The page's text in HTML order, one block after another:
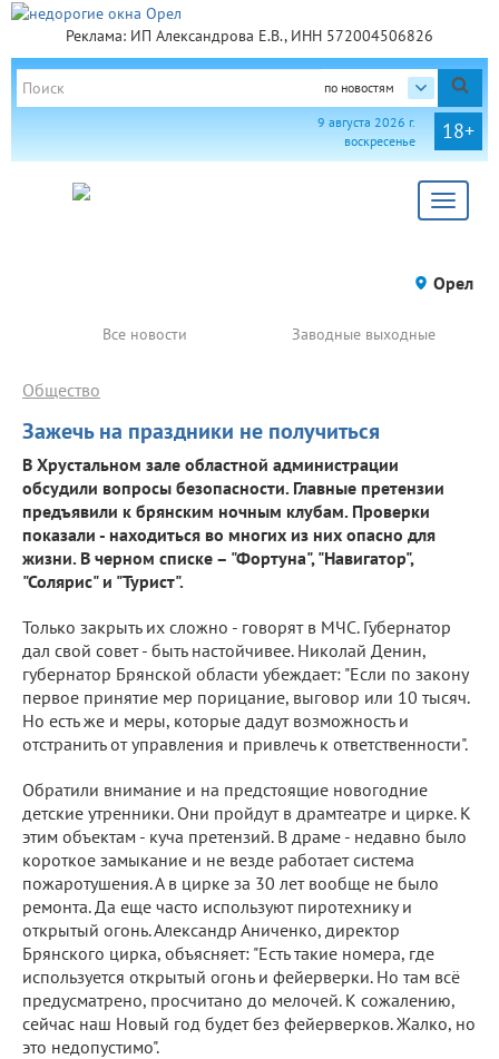
Реклама: ИП Александрова Е.В., ИНН 572004506826
по новостям
18+
9 августа 2026 г.
воскресенье
Toggle
Орел
Все новости Заводные выходные
Зажечь на праздники не получиться
Общество
В Хрустальном зале областной администрации
обсудили вопросы безопасности. Главные претензии
предъявили к брянским ночным клубам. Проверки
показали - находиться во многих из них опасно для
жизни. В черном списке – "Фортуна", "Навигатор",
"Солярис" и "Турист".
Только закрыть их сложно - говорят в МЧС. Губернатор
дал свой совет - быть настойчивее. Николай Денин,
губернатор Брянской области убеждает: "Если по закону
первое принятие мер порицание, выговор или 10 тысяч.
Но есть же и меры, которые дадут возможность и
отстранить от управления и привлечь к ответственности".
Обратили внимание и на предстоящие новогодние
детские утренники. Они пройдут в драмтеатре и цирке. К
этим объектам - куча претензий. В драме - недавно было
короткое замыкание и не везде работает система
пожаротушения. А в цирке за 30 лет вообще не было
ремонта. Да еще часто используют пиротехнику и
открытый огонь. Александр Аниченко, директор
Брянского цирка, объясняет: "Есть такие номера, где
используется открытый огонь и фейерверки. Но там всё
предусматрено, просчитано до мелочей. К сожалению,
сейчас наш Новый год будет без фейерверков. Жалко, но
это недопустимо".